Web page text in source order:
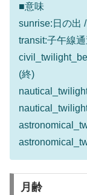
■意味
sunrise:日の出
transit:子午線通
(終)
月齢